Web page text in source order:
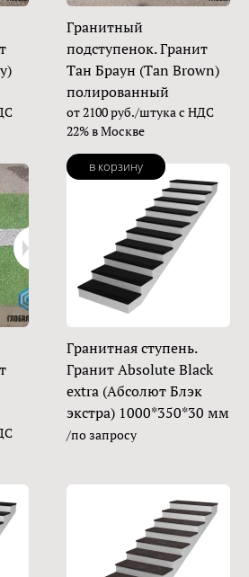
Гранитный
подступенок. Гранит
Тан Браун (Tan Brown)
полированный
от 2100 руб./штука с НДС
22% в Москве
в корзину
Гранитная ступень.
Гранит Absolute Black
extra (Абсолют Блэк
экстра) 1000*350*30 мм
/по запросу